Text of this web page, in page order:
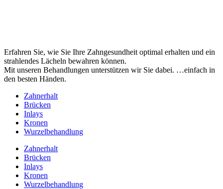
Erfahren Sie, wie Sie Ihre Zahngesundheit optimal erhalten und ein
strahlendes Lächeln bewahren können.
Mit unseren Behandlungen unterstützen wir Sie dabei. …einfach in
den besten Händen.
Zahnerhalt
Brücken
Inlays
Kronen
Wurzelbehandlung
Zahnerhalt
Brücken
Inlays
Kronen
Wurzelbehandlung